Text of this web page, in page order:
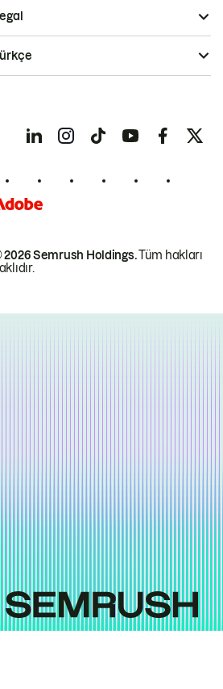
2026 Semrush Holdings.Tüm hakları